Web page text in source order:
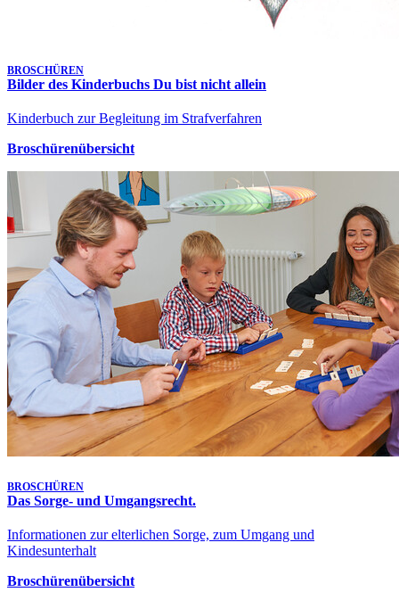
BROSCHÜREN
Bilder des Kinderbuchs Du bist nicht allein
Kinderbuch zur Begleitung im Strafverfahren
Broschürenübersicht
BROSCHÜREN
Das Sorge- und Umgangsrecht.
Informationen zur elterlichen Sorge, zum Umgang und
Kindesunterhalt
Broschürenübersicht